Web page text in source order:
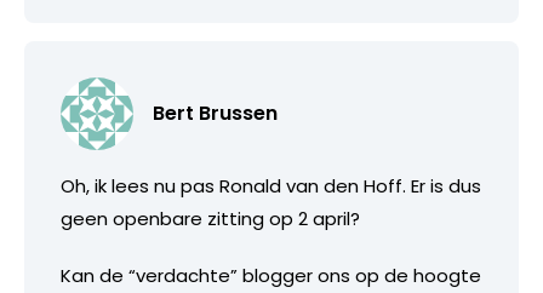
Bert Brussen
Oh, ik lees nu pas Ronald van den Hoff. Er is dus
geen openbare zitting op 2 april?
Kan de “verdachte” blogger ons op de hoogte